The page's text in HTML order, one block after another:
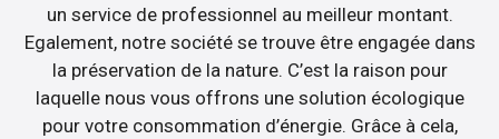
un service de professionnel au meilleur montant.
Egalement, notre société se trouve être engagée dans
la préservation de la nature. C’est la raison pour
laquelle nous vous offrons une solution écologique
pour votre consommation d’énergie. Grâce à cela,